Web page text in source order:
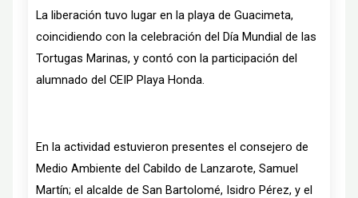
La liberación tuvo lugar en la playa de Guacimeta,
coincidiendo con la celebración del Día Mundial de las
Tortugas Marinas, y contó con la participación del
alumnado del CEIP Playa Honda.
En la actividad estuvieron presentes el consejero de
Medio Ambiente del Cabildo de Lanzarote, Samuel
Martín; el alcalde de San Bartolomé, Isidro Pérez, y el